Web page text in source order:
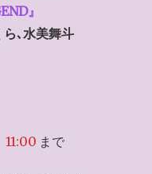
』
､水美舞斗
11:00 まで